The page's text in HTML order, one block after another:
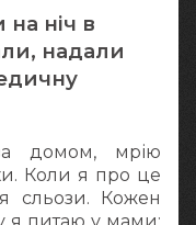
ніч в
надали
домом, мрію
Коли я про це
сльози. Кожен